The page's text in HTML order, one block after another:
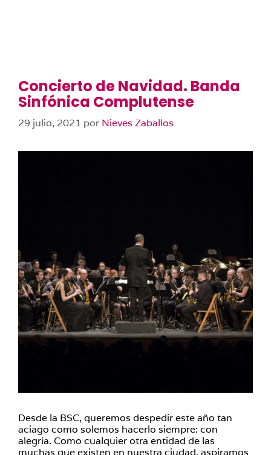
Concierto de Navidad. Banda
Sinfónica Complutense
29 julio, 2021 por Nieves Zaballos
Desde la BSC, queremos despedir este año tan
aciago como solemos hacerlo siempre: con
alegría. Como cualquier otra entidad de las
muchas que existen en nuestra ciudad, aspiramos